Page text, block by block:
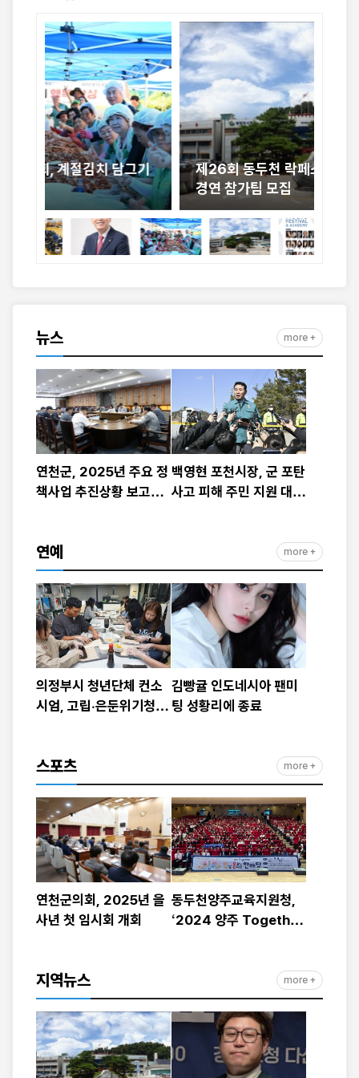
제26회 동두천 락페스티벌 전국 락밴드
경연 참가팀 모집
뉴스 more +
연천군, 2025년 주요 정
책사업 추진상황 보고회
백영현 포천시장, 군 포탄
사고 피해 주민 지원 대책
연예 more +
의정부시 청년단체 컨소
시엄, 고립·은둔위기청년
김빵귤 인도네시아 팬미
팅 성황리에 종료
스포츠 more +
연천군의회, 2025년 을
사년 첫 임시회 개회
동두천양주교육지원청,
‘2024 양주 Together
지역뉴스 more +